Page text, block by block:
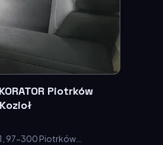
Piotrków
97-300 Piotrków